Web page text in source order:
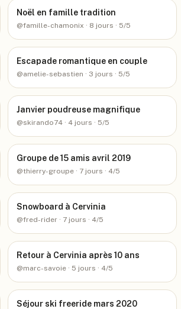
Noël en famille tradition
@famille-chamonix · 8 jours · 5/5
Escapade romantique en couple
@amelie-sebastien · 3 jours · 5/5
Janvier poudreuse magnifique
@skirando74 · 4 jours · 5/5
Groupe de 15 amis avril 2019
@thierry-groupe · 7 jours · 4/5
Snowboard à Cervinia
@fred-rider · 7 jours · 4/5
Retour à Cervinia après 10 ans
@marc-savoie · 5 jours · 4/5
Séjour ski freeride mars 2020